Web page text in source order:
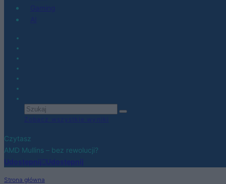
Czytasz
AMD Mullins – bez rewolucji?
Strona główna